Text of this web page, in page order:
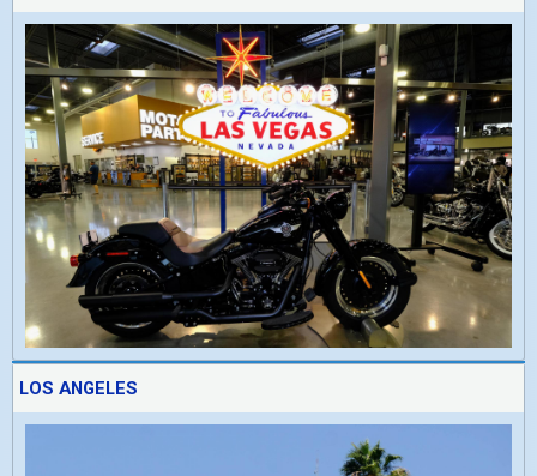
LOS ANGELES